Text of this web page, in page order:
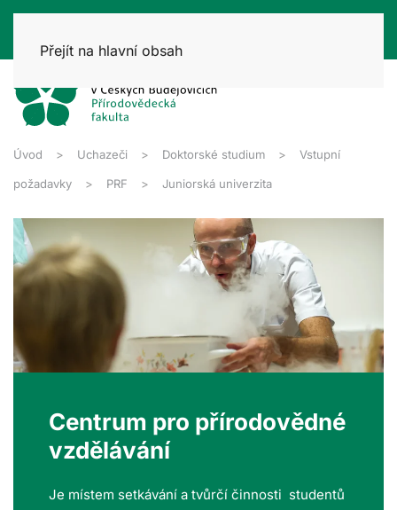
Přejít na hlavní obsah
Úvod Uchazeči Doktorské studium Vstupní
požadavky PRF Juniorská univerzita
Centrum pro přírodovědné
vzdělávání
Je místem setkávání a tvůrčí činnosti studentů